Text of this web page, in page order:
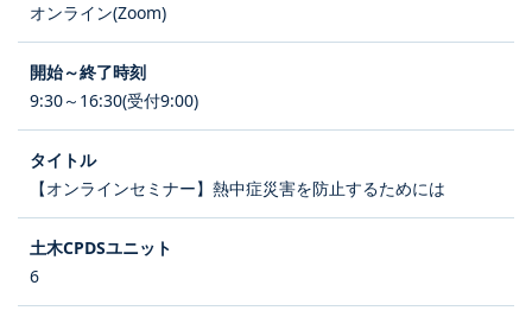
オンライン(Zoom)
9:30～16:30(受付9:00)
【オンラインセミナー】熱中症災害を防止するためには
6